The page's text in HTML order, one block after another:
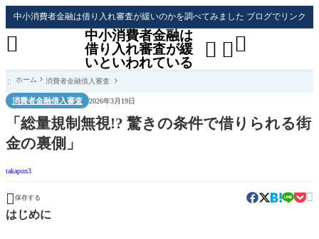
中小消費者金融は借り入れ審査が緩いのかを調べてみました ブログでリンク
中小消費者金融は
借り入れ審査が緩
いといわれている
 

 ホーム 消費者金融借入審査
消費者金融借入審査 2026年3月19日
「総量規制無視!? 驚きの条件で借りられる街
金の裏側」
takapon3
 保存する 
はじめに